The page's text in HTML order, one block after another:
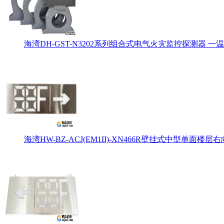
海湾DH-GST-N3202系列组合式电气火灾监控探测器 一温
海湾HW-BZ-ACJ(EM1II)-XN466R壁挂式中型单面楼层右